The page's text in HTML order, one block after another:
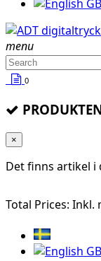
menu
0
×
Det finns artikel i
Total Prices: Inkl.